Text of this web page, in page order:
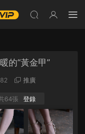
的“黃金甲”
推廣
64張 登錄